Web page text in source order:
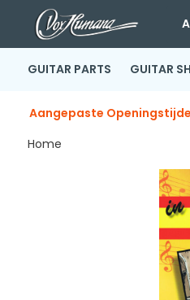
GUITAR PARTS GUITAR
Aangepaste
Home